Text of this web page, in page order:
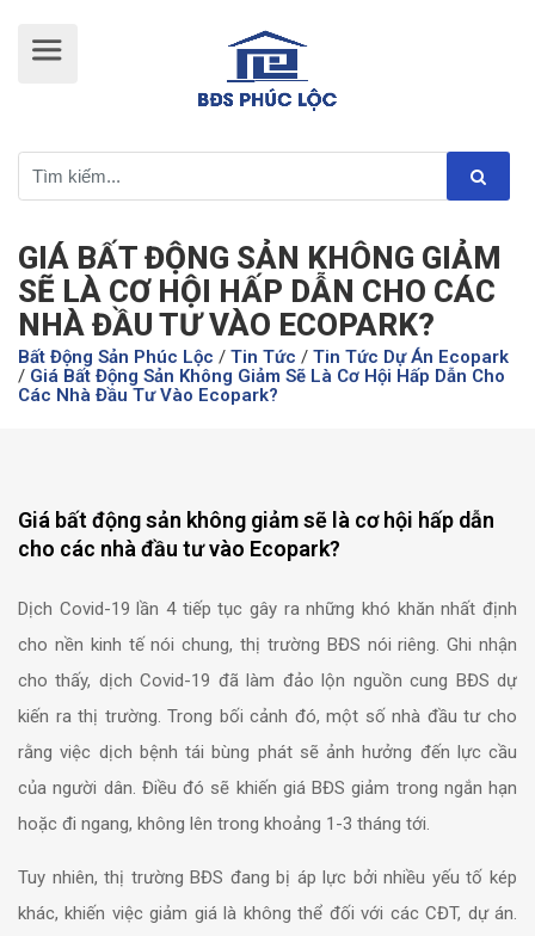
GIÁ BẤT ĐỘNG SẢN KHÔNG GIẢM
SẼ LÀ CƠ HỘI HẤP DẪN CHO CÁC
NHÀ ĐẦU TƯ VÀO ECOPARK?
Bất Động Sản Phúc Lộc / Tin Tức / Tin Tức Dự Án Ecopark
/ Giá Bất Động Sản Không Giảm Sẽ Là Cơ Hội Hấp Dẫn Cho
Các Nhà Đầu Tư Vào Ecopark?
Giá bất động sản không giảm sẽ là cơ hội hấp dẫn
cho các nhà đầu tư vào Ecopark?
Dịch Covid-19 lần 4 tiếp tục gây ra những khó khăn nhất định
cho nền kinh tế nói chung, thị trường BĐS nói riêng.Ghi nhận
cho thấy, dịch Covid-19 đã làm đảo lộn nguồn cung BĐS dự
kiến ra thị trường.Trong bối cảnh đó, một số nhà đầu tư cho
rằng việc dịch bệnh tái bùng phát sẽ ảnh hưởng đến lực cầu
của người dân. Điều đó sẽ khiến giá BĐS giảm trong ngắn hạn
hoặc đi ngang, không lên trong khoảng 1-3 tháng tới.
Tuy nhiên, thị trường BĐS đang bị áp lực bởi nhiều yếu tố kép
khác, khiến việc giảm giá là không thể đối với các CĐT, dự án.